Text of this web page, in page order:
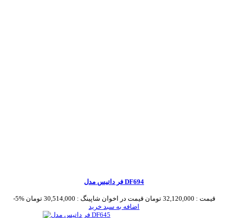
فر داتیس مدل DF694
-5% قیمت : 32,120,000 تومان قیمت در اخوان شاپینگ : 30,514,000 تومان
اضافه به سبد خرید